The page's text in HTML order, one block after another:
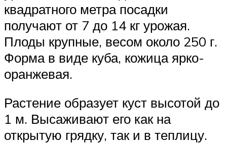
квадратного метра посадки
получают от 7 до 14 кг урожая.
Плоды крупные, весом около 250 г.
Форма в виде куба, кожица ярко-
оранжевая.
Растение образует куст высотой до
1 м. Высаживают его как на
открытую грядку, так и в теплицу.